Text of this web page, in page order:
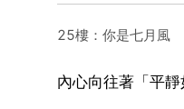
25樓：你是七月風
內心向往著「平